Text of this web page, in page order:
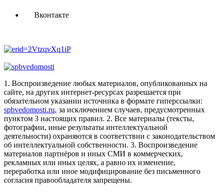
Вконтакте
1. Воспроизведение любых материалов, опубликованных на
сайте, на других интернет-ресурсах разрешается при
обязательном указании источника в формате гиперссылки:
spbvedomosti.ru, за исключением случаев, предусмотренных
пунктом 3 настоящих правил. 2. Все материалы (тексты,
фотографии, иные результаты интеллектуальной
деятельности) охраняются в соответствии с законодательством
об интеллектуальной собственности. 3. Воспроизведение
материалов партнёров и иных СМИ в коммерческих,
рекламных или иных целях, а равно их изменение,
переработка или иное модифицирование без письменного
согласия правообладателя запрещены.